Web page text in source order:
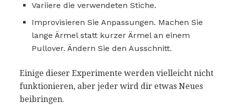
Variiere die verwendeten Stiche.
Improvisieren Sie Anpassungen. Machen Sie
lange Ärmel statt kurzer Ärmel an einem
Pullover. Ändern Sie den Ausschnitt.
Einige dieser Experimente werden vielleicht nicht
funktionieren, aber jeder wird dir etwas Neues
beibringen.